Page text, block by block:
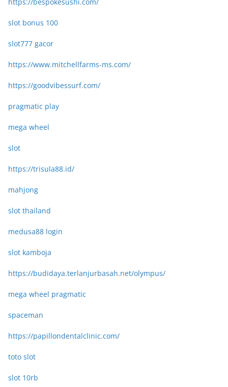
slot bonus 100
slot777 gacor
https://www.mitchellfarms-ms.com/
https://goodvibessurf.com/
pragmatic play
mega wheel
slot
https://trisula88.id/
mahjong
slot thailand
medusa88 login
slot kamboja
https://budidaya.terlanjurbasah.net/olympus/
mega wheel pragmatic
spaceman
https://papillondentalclinic.com/
toto slot
slot 10rb